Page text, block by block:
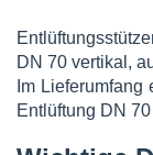
DN 70 vertikal,
Im
Entlüftung DN